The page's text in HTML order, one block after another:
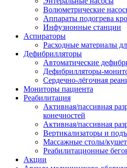
Волюметрические
Аппараты подогрева
Инфузионные станции
Аспираторы
Расходные материалы
Дефибрилляторы
Автоматические
Дефибрилляторы-
Сердечно-лёгочная
Мониторы пациента
Реабилитация
Активная/пассивная
конечностей
Активная/пассивная
Вертикализаторы и
Массажные столы/
Реабилитационные
Акции